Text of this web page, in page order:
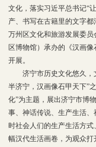
文化，落实习近平总书记“
产、书写在古籍里的文字
万州区文化和旅游发展委
区博物馆）承办的《汉画
开展。
济宁市历史文化悠久
半济宁，汉画像石甲天下”
化”为主题，展出济宁市博
事、神话传说、生产生活
时社会人们的生产生活方
幅汉代生活画卷，为观众打